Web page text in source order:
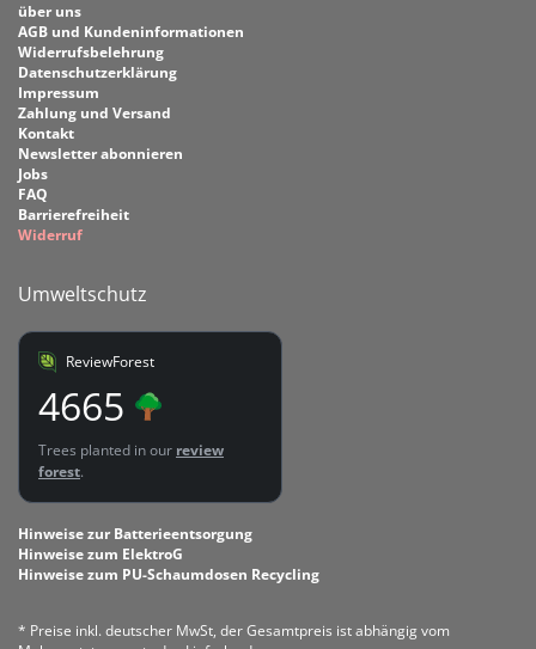
über uns
AGB und Kundeninformationen
Widerrufsbelehrung
Datenschutzerklärung
Impressum
Zahlung und Versand
Kontakt
Newsletter abonnieren
Jobs
FAQ
Barrierefreiheit
Widerruf
Umweltschutz
ReviewForest
4665
Trees planted in our review
forest.
Hinweise zur Batterieentsorgung
Hinweise zum ElektroG
Hinweise zum PU-Schaumdosen Recycling
* Preise inkl. deutscher MwSt, der Gesamtpreis ist abhängig vom